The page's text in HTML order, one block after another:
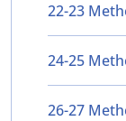
22-23
24-25
26-27